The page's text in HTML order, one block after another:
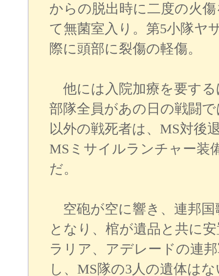
からの脱出時に二度の火
て無菌室入り。第5小隊ヤ
際に頭部に裂傷の軽傷。
他には入院加療を要す
部隊全員があの日の戦闘
以外の戦死者は、MS対後
MSミサイルランチャー装
だ。
空砲が空に響き、連邦国
となり、棺が遺品と共に
ラリア、アデレードの連
し、MS隊の3人の遺体は